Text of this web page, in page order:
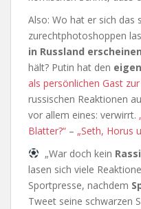
Also: Wo hat er sich das
zurechtphotoshoppen
in Russland erscheinen
hält? Putin hat den
als persönlichen Gast
russischen Reaktionen
vor allem eines: verwirrt.
Blatter?“ – „Seth, Horus
„War doch kein
lasen sich viele
Sportpresse, nachdem
Tweet seine schwarzen